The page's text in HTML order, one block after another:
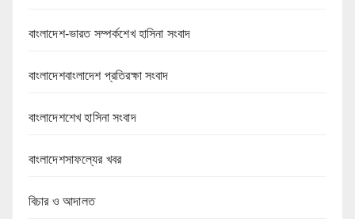
বাংলাদেশ-ভারত সম্পর্কশেখ হাসিনা সংবাদ
বাংলাদেশবাংলাদেশ প্রতিরক্ষা সংবাদ
বাংলাদেশশেখ হাসিনা সংবাদ
বাংলাদেশসাফল্যের খবর
বিচার ও আদালত